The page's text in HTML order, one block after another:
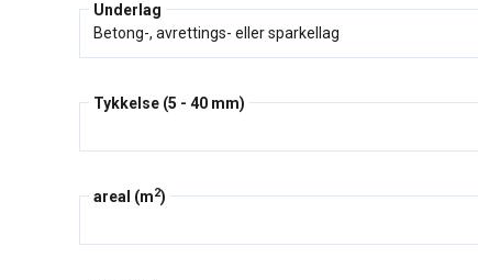
Underlag
Tykkelse (5 - 40 mm)
areal (m2)